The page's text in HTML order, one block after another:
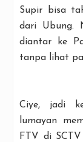
Supir bisa
dari Ubung.
diantar ke
tanpa lihat
Ciye, jadi
lumayan
FTV di SCTV